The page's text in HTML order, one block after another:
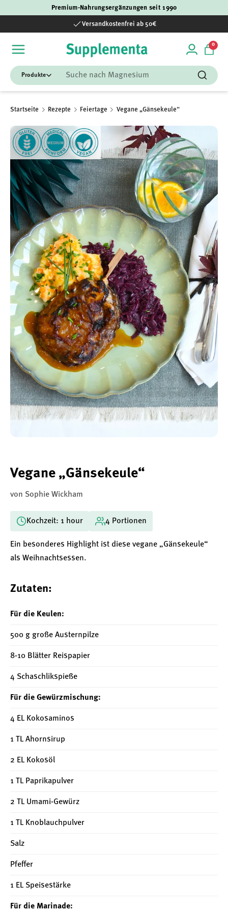
Premium-Nahrungsergänzungen seit 1990
Versandkostenfrei ab 50€
Einloggen
00
Suchen
Suchen
Startseite Rezepte Feiertage Vegane „Gänsekeule“
Vegane „Gänsekeule“
von Sophie Wickham
Kochzeit: 1 hour 4 Portionen
Ein besonderes Highlight ist diese vegane „Gänsekeule“
als Weihnachtsessen.
Zutaten:
Für die Keulen:
500 g große Austernpilze
8-10 Blätter Reispapier
4 Schaschlikspieße
Für die Gewürzmischung:
4 EL Kokosaminos
1 TL Ahornsirup
2 EL Kokosöl
1 TL Paprikapulver
2 TL Umami-Gewürz
1 TL Knoblauchpulver
Salz
Pfeffer
1 EL Speisestärke
Für die Marinade: